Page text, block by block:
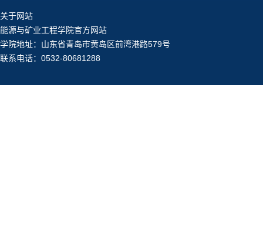
关于网站
能源与矿业工程学院官方网站
学院地址：山东省青岛市黄岛区前湾港路579号
联系电话：0532-80681288